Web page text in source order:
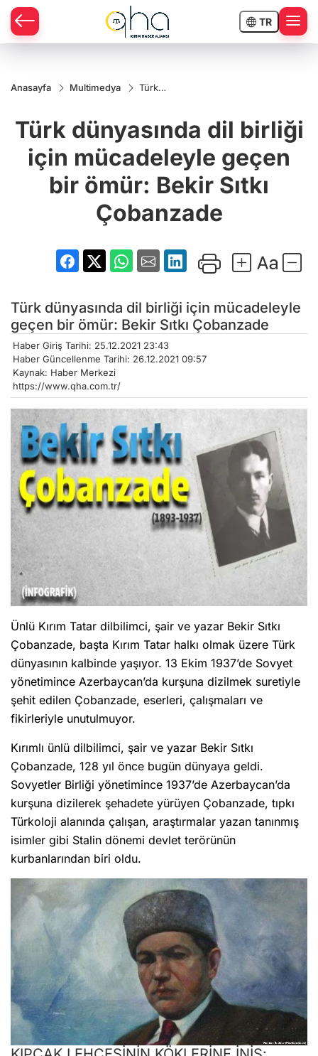
TR
Anasayfa Multimedya
Türk
mücadeleyle
geçen bir
Sıtkı
Çobanzade
Türk dünyasında dil birliği
için mücadeleyle geçen
bir ömür: Bekir Sıtkı
Çobanzade
Türk dünyasında dil birliği için mücadeleyle
geçen bir ömür: Bekir Sıtkı Çobanzade
Haber Giriş Tarihi: 25.12.2021 23:43
Haber Güncellenme Tarihi: 26.12.2021 09:57
Kaynak: Haber Merkezi
https://www.qha.com.tr/
Ünlü Kırım Tatar dilbilimci, şair ve yazar Bekir Sıtkı
Çobanzade, başta Kırım Tatar halkı olmak üzere Türk
dünyasının kalbinde yaşıyor. 13 Ekim 1937’de Sovyet
yönetimince Azerbaycan’da kurşuna dizilmek suretiyle
şehit edilen Çobanzade, eserleri, çalışmaları ve
fikirleriyle unutulmuyor.
Kırımlı ünlü dilbilimci, şair ve yazar Bekir Sıtkı
Çobanzade, 128 yıl önce bugün dünyaya geldi.
Sovyetler Birliği yönetimince 1937’de Azerbaycan’da
kurşuna dizilerek şehadete yürüyen Çobanzade, tıpkı
Türkoloji alanında çalışan, araştırmalar yazan tanınmış
isimler gibi Stalin dönemi devlet terörünün
kurbanlarından biri oldu.